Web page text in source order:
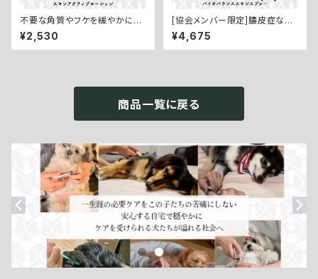
不要な角質やフケを緩やかに解
消【SkinActive Lotion／スキ
ンアクティブローション：200m
l】
¥2,530
[協会メンバー限定]膿皮症など
のトラブル肌に。皮膚の常在菌
のバランスを整える【BioBalan
ce Skinspray／バイオバラン
¥4,675
商品一覧に戻る